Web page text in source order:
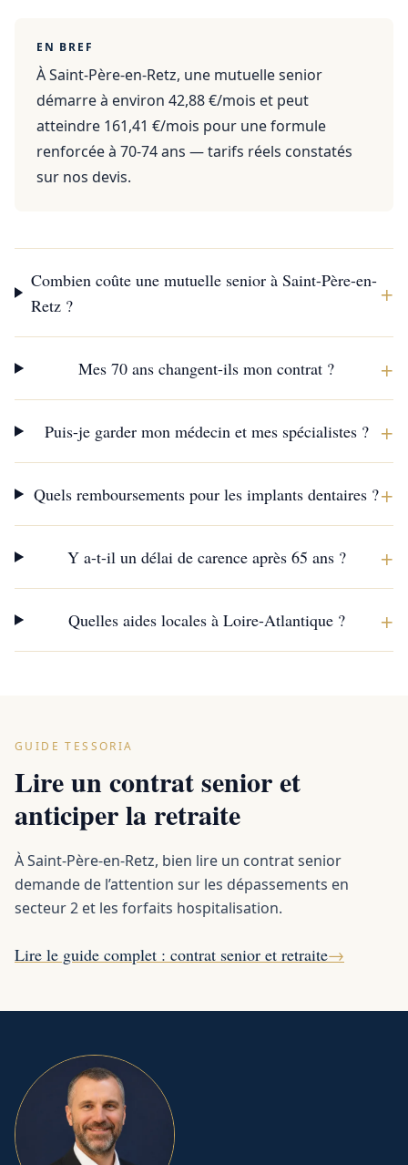
EN BREF
À Saint-Père-en-Retz, une mutuelle senior
démarre à environ 42,88 €/mois et peut
atteindre 161,41 €/mois pour une formule
renforcée à 70-74 ans — tarifs réels constatés
sur nos devis.
Combien coûte une mutuelle senior à Saint-Père-en-
Retz ?
+
Mes 70 ans changent-ils mon contrat ? +
Puis-je garder mon médecin et mes spécialistes ? +
Quels remboursements pour les implants dentaires ?+
Y a-t-il un délai de carence après 65 ans ? +
Quelles aides locales à Loire-Atlantique ? +
GUIDE TESSORIA
Lire un contrat senior et
anticiper la retraite
À Saint-Père-en-Retz, bien lire un contrat senior
demande de l’attention sur les dépassements en
secteur 2 et les forfaits hospitalisation.
Lire le guide complet : contrat senior et retraite→